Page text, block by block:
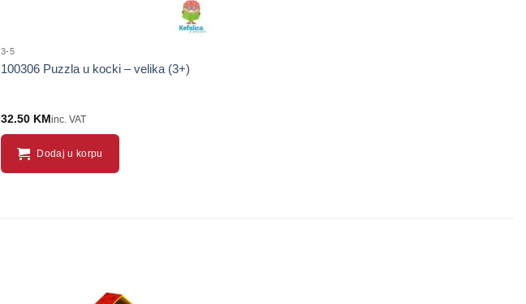
3-5
100306 Puzzla u kocki – velika (3+)
32.50 KMinc. VAT
Dodaj u korpu